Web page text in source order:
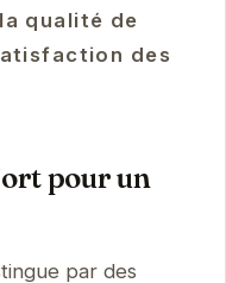
qualité de
des
pour un
par des